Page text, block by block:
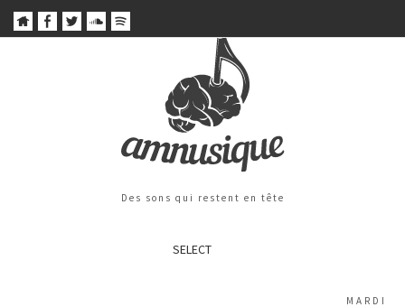
Des sons qui restent en tête
SELECT
MARDI